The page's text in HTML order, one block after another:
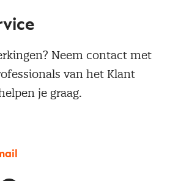
Neem contact met
van het Klant
je graag.